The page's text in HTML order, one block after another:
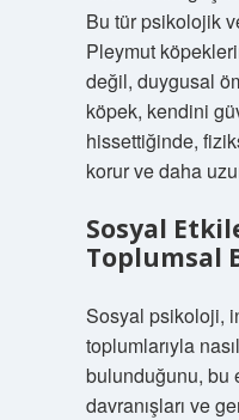
Bu tür psikolojik
Pleymut
değil, duygusal
köpek, kendini
hissettiğinde,
korur ve daha
Sosyal
Toplumsal
Sosyal psikoloji,
toplumlarıyla
bulunduğunu, bu
davranışları ve